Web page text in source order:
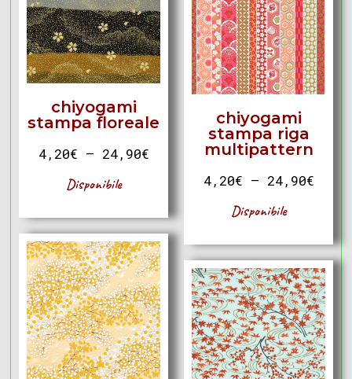
chiyogami
stampa floreale
4,20€ – 24,90€
Disponibile
chiyogami
stampa riga
multipattern
4,20€ – 24,90€
Disponibile